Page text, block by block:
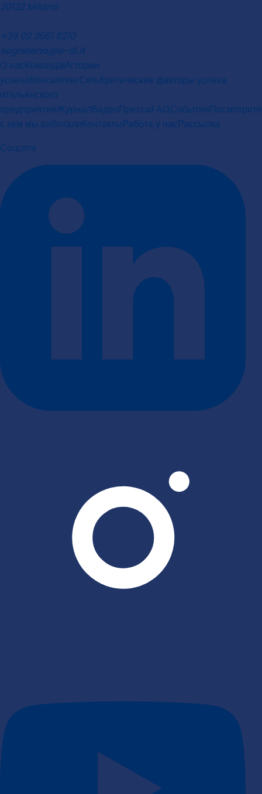
20122 Milano
+39 02 3651 6210
segreteria@e-di.it
О насКомандаИстории
успехаКонсалтингСетьКритические факторы успеха
итальянского
предприятияЖурналВидеоПрессаFAQСобытия
с кем мы работалиКонтактыРабота у насРассылка
Соцсети